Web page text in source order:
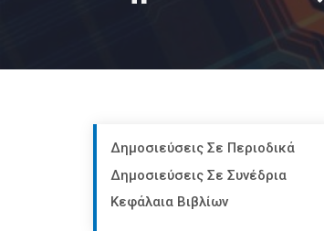
Δημοσιεύσεις Σε Περιοδικά
Δημοσιεύσεις Σε Συνέδρια
Κεφάλαια Βιβλίων